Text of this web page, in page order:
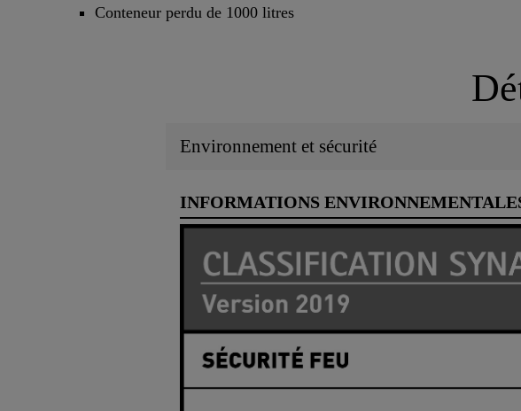
Conteneur perdu de 1000 litres
Environnement et sécurité
INFORMATIONS